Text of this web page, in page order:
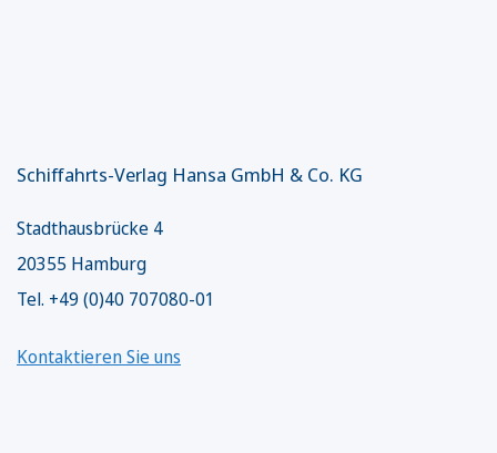
Schiffahrts-Verlag Hansa GmbH & Co. KG
Stadthausbrücke 4
20355 Hamburg
Tel. +49 (0)40 707080-01
Kontaktieren Sie uns